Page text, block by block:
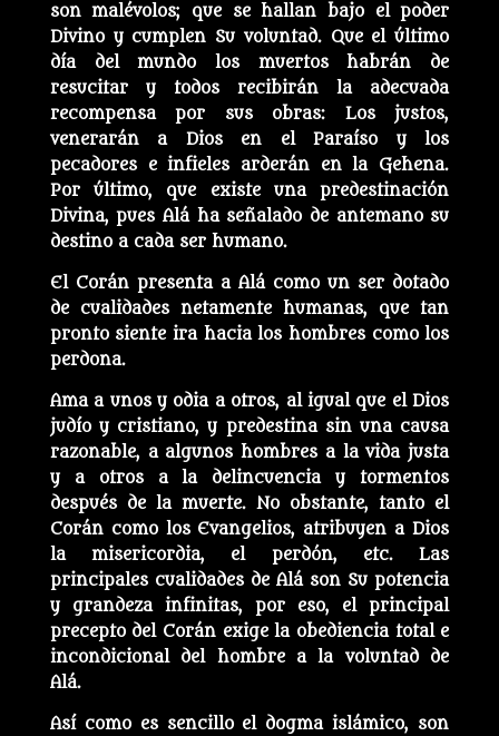
son malévolos; que se hallan bajo el poder
Divino y cumplen Su voluntad. Que el último
día del mundo los muertos habrán de
resucitar y todos recibirán la adecuada
recompensa por sus obras: Los justos,
venerarán a Dios en el Paraíso y los
pecadores e infieles arderán en la Gehena.
Por último, que existe una predestinación
Divina, pues Alá ha señalado de antemano su
destino a cada ser humano.
El Corán presenta a Alá como un ser dotado
de cualidades netamente humanas, que tan
pronto siente ira hacia los hombres como los
perdona.
Ama a unos y odia a otros, al igual que el Dios
judío y cristiano, y predestina sin una causa
razonable, a algunos hombres a la vida justa
y a otros a la delincuencia y tormentos
después de la muerte. No obstante, tanto el
Corán como los Evangelios, atribuyen a Dios
la misericordia, el perdón, etc. Las
principales cualidades de Alá son Su potencia
y grandeza infinitas, por eso, el principal
precepto del Corán exige la obediencia total e
incondicional del hombre a la voluntad de
Alá.
Así como es sencillo el dogma islámico, son